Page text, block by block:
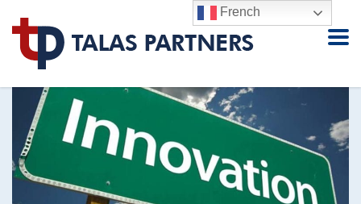
French